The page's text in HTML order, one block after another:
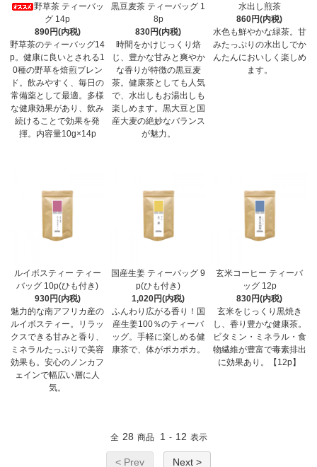
野草茶 ティーバッ
グ 14p
890円(内税)
野草茶のティーバッグ14
p。健康に良いとされる1
0種の野草を焙煎ブレン
ド。飲みやすく、毎日の
常備薬として最適。多様
な健康効果があり、飲み
続けることで効果を発
揮。内容量10g×14p
黒豆麦茶 ティーバッグ 1
8p
830円(内税)
時間をかけじっくり焙
じ、豊かな甘みと爽やか
な香りが特徴の黒豆麦
茶。健康茶としても人気
で、水出しもお湯出しも
楽しめます。黒大豆と国
産大麦の絶妙なバランス
が魅力。
水出し煎茶
860円(内税)
水色も鮮やかな緑茶。甘
みたっぷりの水出しでか
んたんにおいしく楽しめ
ます。
ルイボスティー ティー
バッグ 10p(ひも付き)
930円(内税)
魅力的な南アフリカ産の
ルイボスティー。リラッ
クスできる甘みと香り、
ミネラルたっぷりで美容
効果も。安心のノンカフ
ェインで幅広い層に人
気。
国産生姜 ティーバッグ 9
p(ひも付き)
1,020円(内税)
ふんわり広がる香り！国
産生姜100％のティーバ
ッグ。手軽に楽しめる健
康茶で、体がポカポカ。
玄米コーヒー ティーバ
ッグ 12p
830円(内税)
玄米をじっくり黒焼き
し、香り豊かな健康茶。
ビタミン・ミネラル・食
物繊維が豊富で毒素排出
に効果あり。【12p】
全 28 商品 1 - 12 表示
< Prev Next >